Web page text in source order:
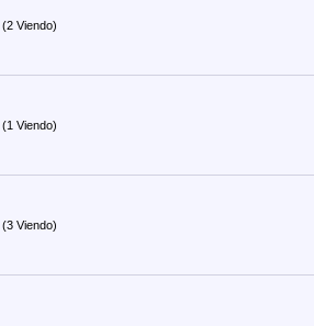
(2 Viendo)
(1 Viendo)
(3 Viendo)